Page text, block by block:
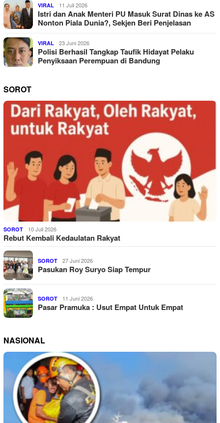
VIRAL 11 Juli 2026
Istri dan Anak Menteri PU Masuk Surat Dinas ke AS
Nonton Piala Dunia?, Sekjen Beri Penjelasan
VIRAL 23 Juni 2026
Polisi Berhasil Tangkap Taufik Hidayat Pelaku
Penyiksaan Perempuan di Bandung
SOROT
SOROT 10 Juli 2026
Rebut Kembali Kedaulatan Rakyat
SOROT 27 Juni 2026
Pasukan Roy Suryo Siap Tempur
SOROT 11 Juni 2026
Pasar Pramuka : Usut Empat Untuk Empat
NASIONAL